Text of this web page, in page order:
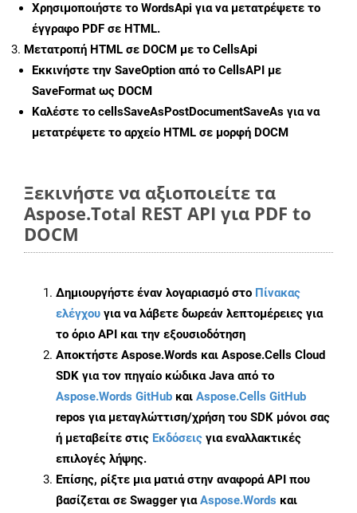
Χρησιμοποιήστε το WordsApi για να μετατρέψετε το
έγγραφο PDF σε HTML.
Μετατροπή HTML σε DOCM με το CellsApi
Εκκινήστε την SaveOption από το CellsAPI με
SaveFormat ως DOCM
Καλέστε το cellsSaveAsPostDocumentSaveAs για να
μετατρέψετε το αρχείο HTML σε μορφή DOCM
Ξεκινήστε να αξιοποιείτε τα
Aspose.Total REST API για PDF to
DOCM
Δημιουργήστε έναν λογαριασμό στο Πίνακας
ελέγχου για να λάβετε δωρεάν λεπτομέρειες για
το όριο API και την εξουσιοδότηση
Αποκτήστε Aspose.Words και Aspose.Cells Cloud
SDK για τον πηγαίο κώδικα Java από το
Aspose.Words GitHub και Aspose.Cells GitHub
repos για μεταγλώττιση/χρήση του SDK μόνοι σας
ή μεταβείτε στις Εκδόσεις για εναλλακτικές
επιλογές λήψης.
Επίσης, ρίξτε μια ματιά στην αναφορά API που
βασίζεται σε Swagger γιαAspose.Words και